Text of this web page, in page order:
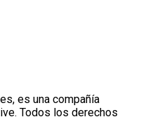
es una compañía
Todos los derechos